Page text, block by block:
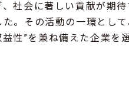
社会に著しい貢献が期
。その活動の一環とし
性”を兼ね備えた企業を